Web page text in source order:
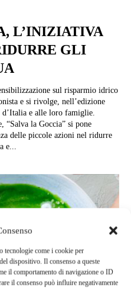
tecnologie come i cookie per
dispositivo. Il consenso a queste
il comportamento di navigazione o ID
il consenso può influire negativamente
L’INIZIATIVA
GLI
sul risparmio idrico
e si rivolge, nell’edizione
e alle loro famiglie.
“Salva la Goccia” si pone
delle piccole azioni nel ridurre
e...